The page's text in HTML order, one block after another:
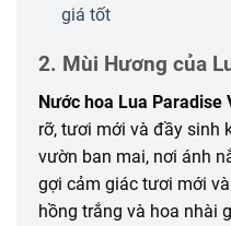
giá tốt
2. Mùi Hương của
Nước hoa Lua Paradise
rỡ, tươi mới và đầy sinh
vườn ban mai, nơi ánh
gợi cảm giác tươi mới
hồng trắng và hoa nhài